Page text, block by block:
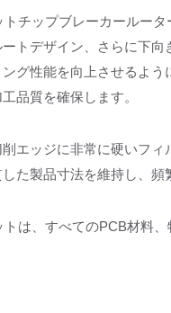
チップブレーカールータ
トデザイン、さらに下向
グ性能を向上させるよ
品質を確保します。
エッジに非常に硬いフ
た製品寸法を維持し、
は、すべてのPCB材料